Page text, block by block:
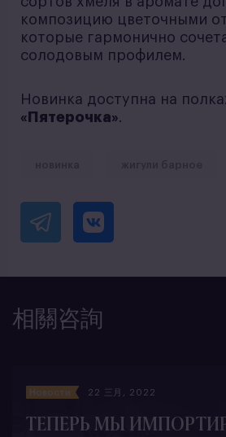
композицию цветочными
которые гармонично
солодовым профилем.
Новинка доступна на
«Пятерочка».
相關咨詢
Новости 22 三月, 2022
ТЕПЕРЬ МЫ